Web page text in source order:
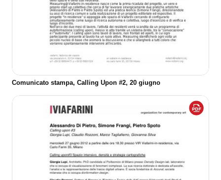
Comunicato stampa, Calling Upon #2, 20 giugno